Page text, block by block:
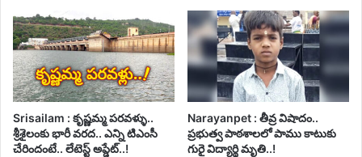
Srisailam : కృష్ణమ్మ పరవళ్ళు..
శ్రీశైలంకు భారీ వరద.. ఎన్ని టిఎంసీ
చేరిందంటే.. లేటెస్ట్ అప్డేట్..!
Narayanpet : తీవ్ర విషాదం..
ప్రభుత్వ పాఠశాలలో పాము కాటుకు
గురై విద్యార్థి మృతి..!